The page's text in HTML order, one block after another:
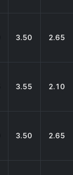
3.50 2.65
3.55 2.10
3.50 2.65